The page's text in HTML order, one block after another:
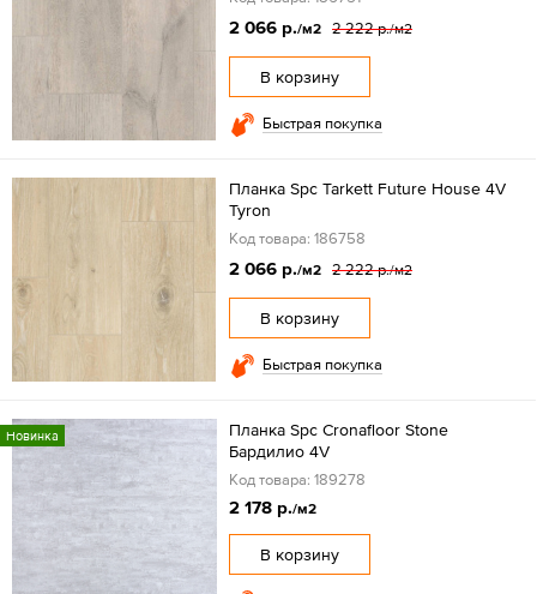
2 066 р./м2 2 222 р./м2
В корзину
Быстрая покупка
Планка Spc Tarkett Future House 4V
Tyron
Код товара: 186758
2 066 р./м2 2 222 р./м2
В корзину
Быстрая покупка
Новинка
Планка Spc Cronafloor Stone
Бардилио 4V
Код товара: 189278
2 178 р./м2
В корзину